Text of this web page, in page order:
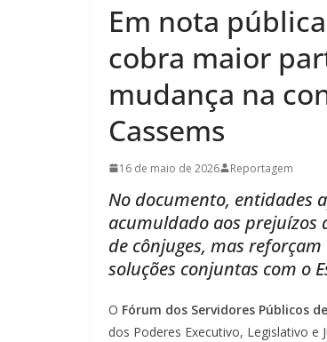
Em nota
cobra maior
mudança na
Cassems
16 de maio de 2026 Reportagem
No documento, entidades
acumuldado aos
de cônjuges, mas
soluções conjuntas com o
O Fórum dos Servidores Públicos
dos Poderes Executivo, Legislativo